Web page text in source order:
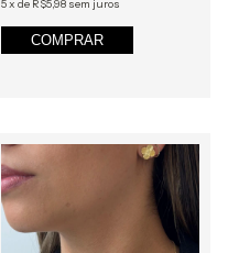
5x de R$5,98 sem juros
COMPRAR